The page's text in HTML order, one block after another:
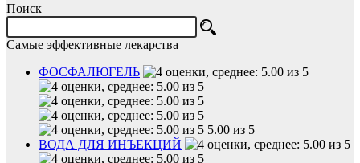
Поиск
Самые эффективные лекарства
ФОСФАЛЮГЕЛЬ
5.00 из 5
ВОДА ДЛЯ ИНЪЕКЦИЙ